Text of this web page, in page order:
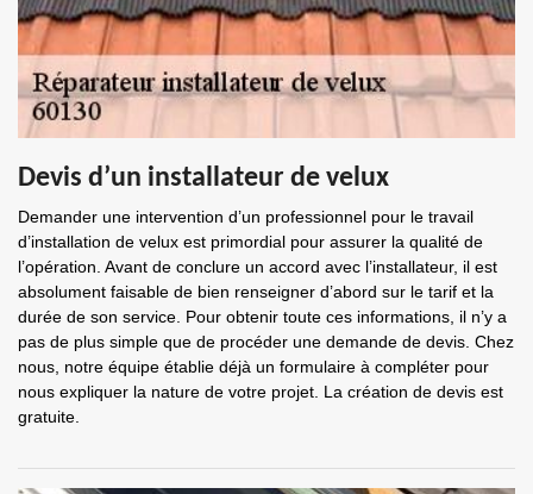
Devis d’un installateur de velux
Demander une intervention d’un professionnel pour le travail
d’installation de velux est primordial pour assurer la qualité de
l’opération. Avant de conclure un accord avec l’installateur, il est
absolument faisable de bien renseigner d’abord sur le tarif et la
durée de son service. Pour obtenir toute ces informations, il n’y a
pas de plus simple que de procéder une demande de devis. Chez
nous, notre équipe établie déjà un formulaire à compléter pour
nous expliquer la nature de votre projet. La création de devis est
gratuite.